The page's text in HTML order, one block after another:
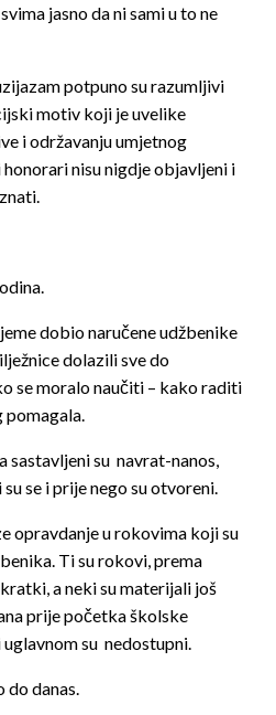
jasno da ni sami u to ne
potpuno su razumljivi
motiv koji je uvelike
i održavanju umjetnog
nisu nigdje objavljeni i
dobio naručene udžbenike
dolazili sve do
se moralo naučiti – kako raditi
sastavljeni su navrat-nanos,
se i prije nego su otvoreni.
opravdanje u rokovima koji su
Ti su rokovi, prema
a neki su materijali još
prije početka školske
su nedostupni.
danas.